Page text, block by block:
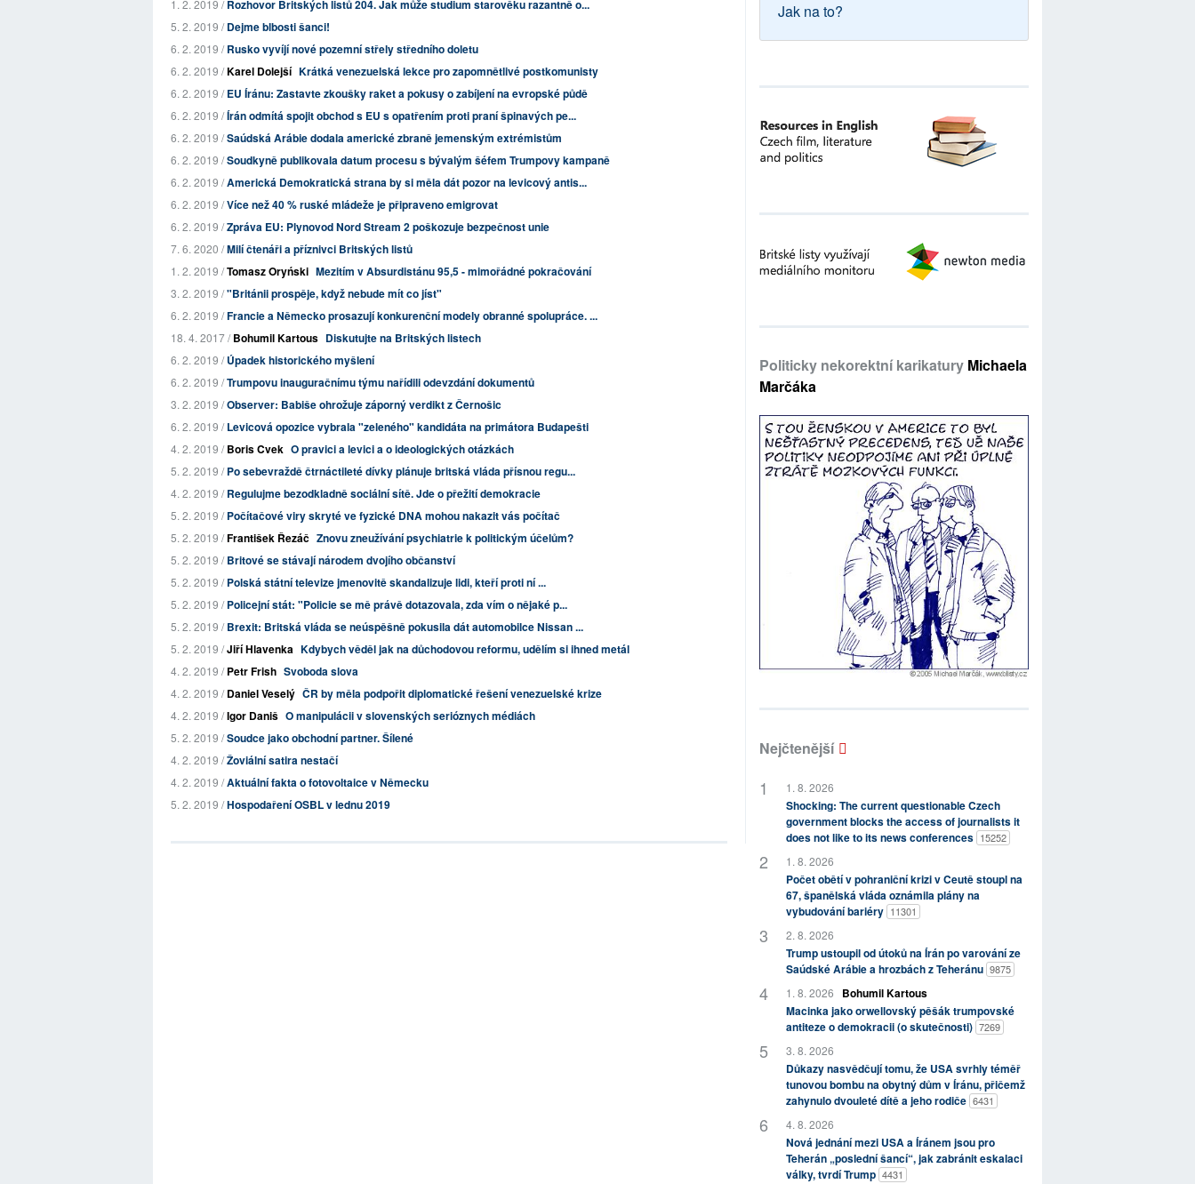
1. 2. 2019 /Rozhovor Britských listů 204. Jak může studium starověku razantně o...
5. 2. 2019 /Dejme blbosti šanci!
6. 2. 2019 /Rusko vyvíjí nové pozemní střely středního doletu
6. 2. 2019 /Karel Dolejší Krátká venezuelská lekce pro zapomnětlivé postkomunisty
6. 2. 2019 /EU Íránu: Zastavte zkoušky raket a pokusy o zabíjení na evropské půdě
6. 2. 2019 /Írán odmítá spojit obchod s EU s opatřením proti praní špinavých pe...
6. 2. 2019 /Saúdská Arábie dodala americké zbraně jemenským extrémistům
6. 2. 2019 /Soudkyně publikovala datum procesu s bývalým šéfem Trumpovy kampaně
6. 2. 2019 /Americká Demokratická strana by si měla dát pozor na levicový antis...
6. 2. 2019 /Více než 40 % ruské mládeže je připraveno emigrovat
6. 2. 2019 /Zpráva EU: Plynovod Nord Stream 2 poškozuje bezpečnost unie
7. 6. 2020 /Milí čtenáři a příznivci Britských listů
1. 2. 2019 /Tomasz Oryński Mezitím v Absurdistánu 95,5 - mimořádné pokračování
3. 2. 2019 /"Británii prospěje, když nebude mít co jíst"
6. 2. 2019 /Francie a Německo prosazují konkurenční modely obranné spolupráce. ...
18. 4. 2017 /Bohumil Kartous Diskutujte na Britských listech
6. 2. 2019 /Úpadek historického myšlení
6. 2. 2019 /Trumpovu inauguračnímu týmu nařídili odevzdání dokumentů
3. 2. 2019 /Observer: Babiše ohrožuje záporný verdikt z Černošic
6. 2. 2019 /Levicová opozice vybrala "zeleného" kandidáta na primátora Budapešti
4. 2. 2019 /Boris Cvek O pravici a levici a o ideologických otázkách
5. 2. 2019 /Po sebevraždě čtrnáctileté dívky plánuje britská vláda přísnou regu...
4. 2. 2019 /Regulujme bezodkladně sociální sítě. Jde o přežití demokracie
5. 2. 2019 /Počítačové viry skryté ve fyzické DNA mohou nakazit vás počítač
5. 2. 2019 /František Řezáč Znovu zneužívání psychiatrie k politickým účelům?
5. 2. 2019 /Britové se stávají národem dvojího občanství
5. 2. 2019 /Polská státní televize jmenovitě skandalizuje lidi, kteří proti ní ...
5. 2. 2019 /Policejní stát: "Policie se mě právě dotazovala, zda vím o nějaké p...
5. 2. 2019 /Brexit: Britská vláda se neúspěšně pokusila dát automobilce Nissan ...
5. 2. 2019 /Jiří Hlavenka Kdybych věděl jak na důchodovou reformu, udělím si ihned metál
4. 2. 2019 /Petr Frish Svoboda slova
4. 2. 2019 /Daniel Veselý ČR by měla podpořit diplomatické řešení venezuelské krize
4. 2. 2019 /Igor Daniš O manipulácii v slovenských serióznych médiách
5. 2. 2019 /Soudce jako obchodní partner. Šílené
4. 2. 2019 /Žoviální satira nestačí
4. 2. 2019 /Aktuální fakta o fotovoltaice v Německu
5. 2. 2019 /Hospodaření OSBL v lednu 2019
Jak na to?
Politicky nekorektní karikatury Michaela
Marčáka
Nejčtenější
1. 8. 2026
Shocking: The current questionable Czech
government blocks the access of journalists it
does not like to its news conferences 15252
1. 8. 2026
Počet obětí v pohraniční krizi v Ceutě stoupl na
67, španělská vláda oznámila plány na
vybudování bariéry 11301
2. 8. 2026
Trump ustoupil od útoků na Írán po varování ze
Saúdské Arábie a hrozbách z Teheránu 9875
1. 8. 2026
Bohumil Kartous
Macinka jako orwellovský pěšák trumpovské
antiteze o demokracii (o skutečnosti) 7269
3. 8. 2026
Důkazy nasvědčují tomu, že USA svrhly téměř
tunovou bombu na obytný dům v Íránu, přičemž
zahynulo dvouleté dítě a jeho rodiče 6431
4. 8. 2026
Nová jednání mezi USA a Íránem jsou pro
Teherán „poslední šancí“, jak zabránit eskalaci
války, tvrdí Trump 4431